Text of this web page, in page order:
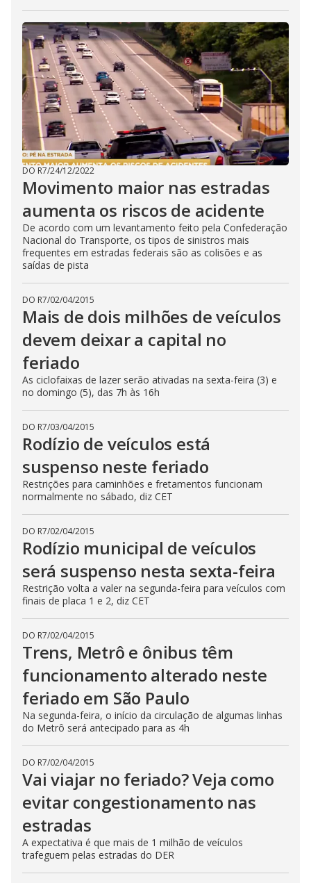
DO R7/24/12/2022
Movimento maior nas estradas
aumenta os riscos de acidente
De acordo com um levantamento feito pela Confederação
Nacional do Transporte, os tipos de sinistros mais
frequentes em estradas federais são as colisões e as
saídas de pista
DO R7/02/04/2015
Mais de dois milhões de veículos
devem deixar a capital no
feriado
As ciclofaixas de lazer serão ativadas na sexta-feira (3) e
no domingo (5), das 7h às 16h
DO R7/03/04/2015
Rodízio de veículos está
suspenso neste feriado
Restrições para caminhões e fretamentos funcionam
normalmente no sábado, diz CET
DO R7/02/04/2015
Rodízio municipal de veículos
será suspenso nesta sexta-feira
Restrição volta a valer na segunda-feira para veículos com
finais de placa 1 e 2, diz CET
DO R7/02/04/2015
Trens, Metrô e ônibus têm
funcionamento alterado neste
feriado em São Paulo
Na segunda-feira, o início da circulação de algumas linhas
do Metrô será antecipado para as 4h
DO R7/02/04/2015
Vai viajar no feriado? Veja como
evitar congestionamento nas
estradas
A expectativa é que mais de 1 milhão de veículos
trafeguem pelas estradas do DER